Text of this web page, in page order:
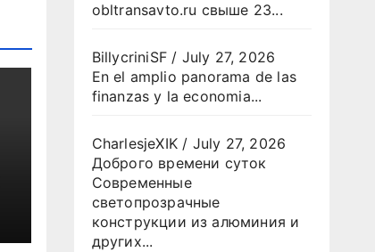
obltransavto.ru свыше 23...
BillycriniSF/ July 27, 2026
En el amplio panorama de las
finanzas y la economia...
CharlesjeXIK/ July 27, 2026
Доброго времени суток
Современные
светопрозрачные
конструкции из алюминия и
других...